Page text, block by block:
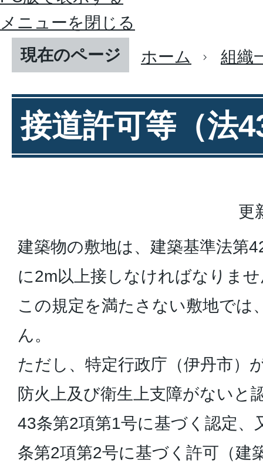
メニューを閉じる
現在のページ
ホーム 組織
接道許可等（法
更
建築物の敷地は、建築基準法第
に2m以上接しなければなりま
この規定を満たさない敷地では
ん。
ただし、特定行政庁（伊丹市）
防火上及び衛生上支障がないと
43条第2項第1号に基づく認定、
条第2項第2号に基づく許可（建